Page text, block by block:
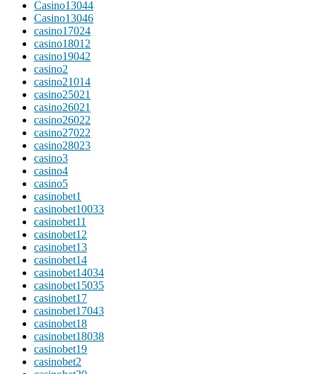
Casino13044
Casino13046
casino17024
casino18012
casino19042
casino2
casino21014
casino25021
casino26021
casino26022
casino27022
casino28023
casino3
casino4
casino5
casinobet1
casinobet10033
casinobet11
casinobet12
casinobet13
casinobet14
casinobet14034
casinobet15035
casinobet17
casinobet17043
casinobet18
casinobet18038
casinobet19
casinobet2